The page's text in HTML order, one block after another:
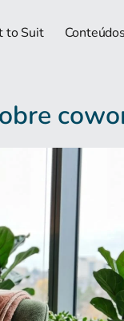
to Suit Conteúdos